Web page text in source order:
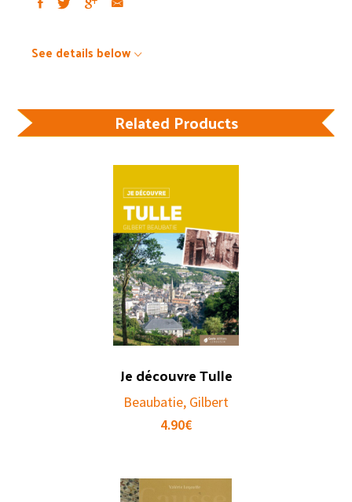
See details below
Related Products
Je découvre Tulle
Beaubatie, Gilbert
4.90€